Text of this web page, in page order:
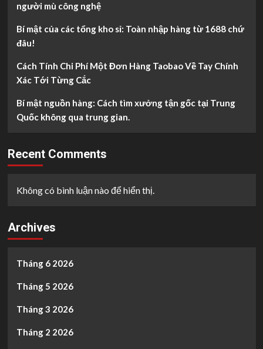
người mù công nghệ
Bí mật của các tổng kho sỉ: Toàn nhập hàng từ 1688 chứ
đâu!
Cách Tính Chi Phí Một Đơn Hàng Taobao Về Tay Chính
Xác Tới Từng Cắc
Bí mật nguồn hàng: Cách tìm xưởng tận gốc tại Trung
Quốc không qua trung gian.
Recent Comments
Không có bình luận nào để hiển thị.
Archives
Tháng 6 2026
Tháng 5 2026
Tháng 3 2026
Tháng 2 2026